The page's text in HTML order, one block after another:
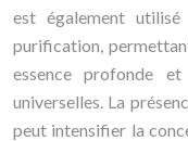
est également
purification,
essence profonde et
universelles. La
peut intensifier la